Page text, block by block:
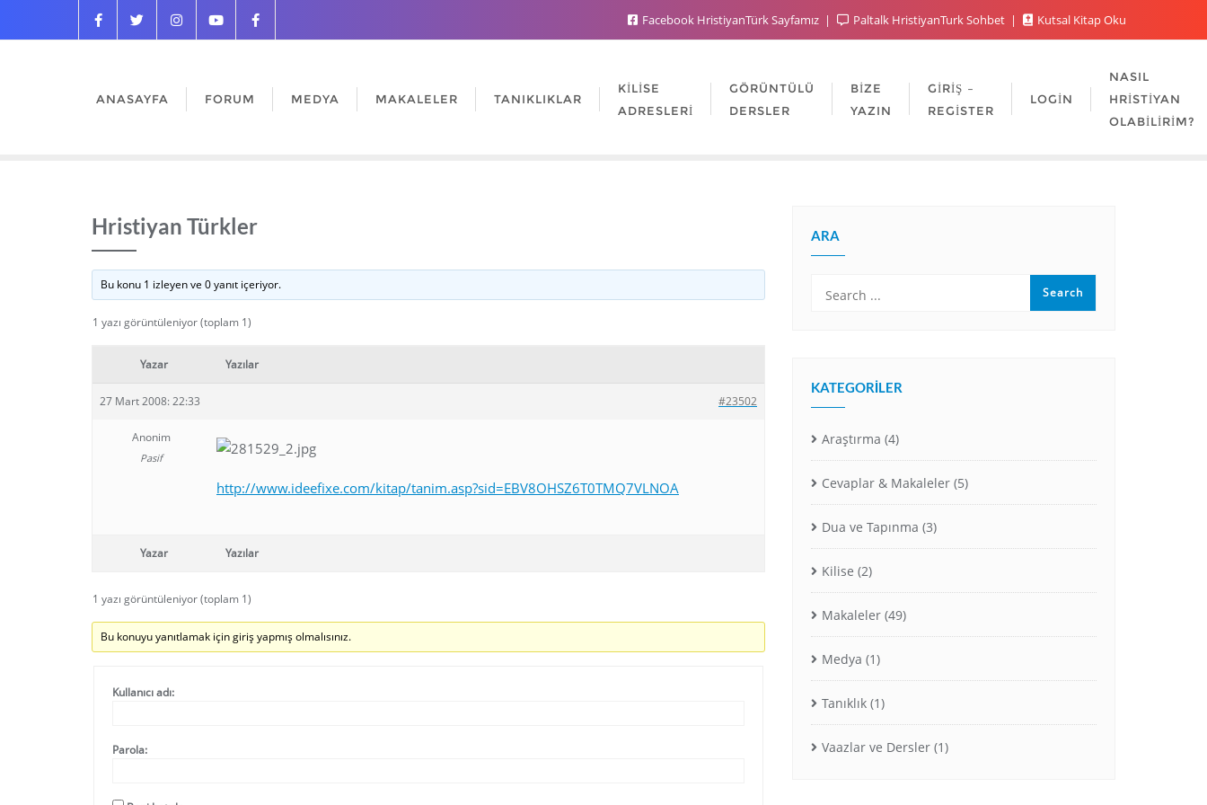
Facebook HristiyanTürk Sayfamız Paltalk HristiyanTurk Sohbet Kutsal Kitap Oku
ANASAYFA FORUM MEDYA MAKALELER TANIKLIKLAR
KILISE
ADRESLERI
GÖRÜNTÜLÜ
DERSLER
BIZE
YAZIN
GIRIŞ –
REGISTER
LOGIN
NASIL
HRISTIYAN
OLABILIRIM?
Hristiyan Türkler
Bu konu 1 izleyen ve 0 yanıt içeriyor.
1 yazı görüntüleniyor (toplam 1)
Yazar Yazılar
27 Mart 2008: 22:33 #23502
Anonim
Pasif
http://www.ideefixe.com/kitap/tanim.asp?sid=EBV8OHSZ6T0TMQ7VLNOA
Yazar Yazılar
1 yazı görüntüleniyor (toplam 1)
Bu konuyu yanıtlamak için giriş yapmış olmalısınız.
Kullanıcı adı:
Parola:
ARA
KATEGORILER
Araştırma (4)
Cevaplar & Makaleler (5)
Dua ve Tapınma (3)
Kilise (2)
Makaleler (49)
Medya (1)
Tanıklık (1)
Vaazlar ve Dersler (1)